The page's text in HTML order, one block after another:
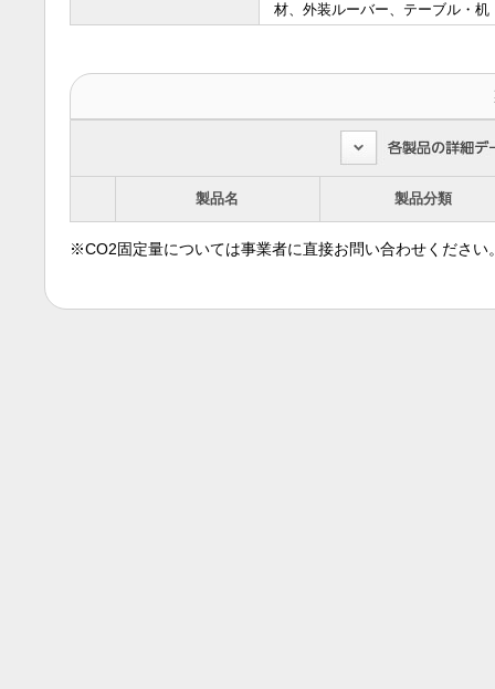
材、外装ルーバー、テーブル・机
製品名 製品分類
※CO2固定量については事業者に直接お問い合わせください